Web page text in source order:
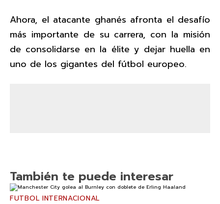
Ahora, el atacante ghanés afronta el desafío
más importante de su carrera, con la misión
de consolidarse en la élite y dejar huella en
uno de los gigantes del fútbol europeo.
También te puede interesar
FUTBOL INTERNACIONAL